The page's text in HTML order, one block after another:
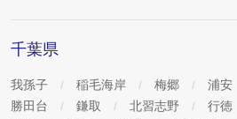
千葉県
我孫子 稲毛海岸 梅郷 浦安
勝田台
鎌取 北習志野 行徳